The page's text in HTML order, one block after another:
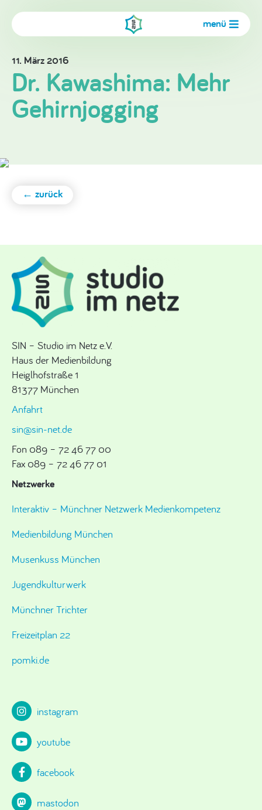
menü
11. März 2016
Dr. Kawashima: Mehr
Gehirnjogging
← zurück
SIN – Studio im Netz e.V.
Haus der Medienbildung
Heiglhofstraße 1
81377 München
Anfahrt
sin@sin-net.de
Fon 089 – 72 46 77 00
Fax 089 – 72 46 77 01
Netzwerke
Interaktiv – Münchner Netzwerk Medienkompetenz
Medienbildung München
Musenkuss München
Jugendkulturwerk
Münchner Trichter
Freizeitplan 22
pomki.de
instagram
youtube
facebook
mastodon